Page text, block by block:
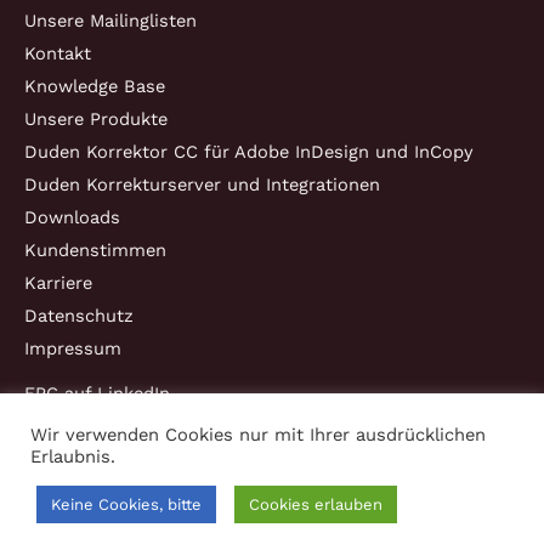
Unsere Mailinglisten
Kontakt
Knowledge Base
Unsere Produkte
Duden Korrektor CC für Adobe InDesign und InCopy
Duden Korrekturserver und Integrationen
Downloads
Kundenstimmen
Karriere
Datenschutz
Impressum
EPC auf LinkedIn
Wir verwenden Cookies nur mit Ihrer ausdrücklichen
Erlaubnis.
Keine Cookies, bitte Cookies erlauben